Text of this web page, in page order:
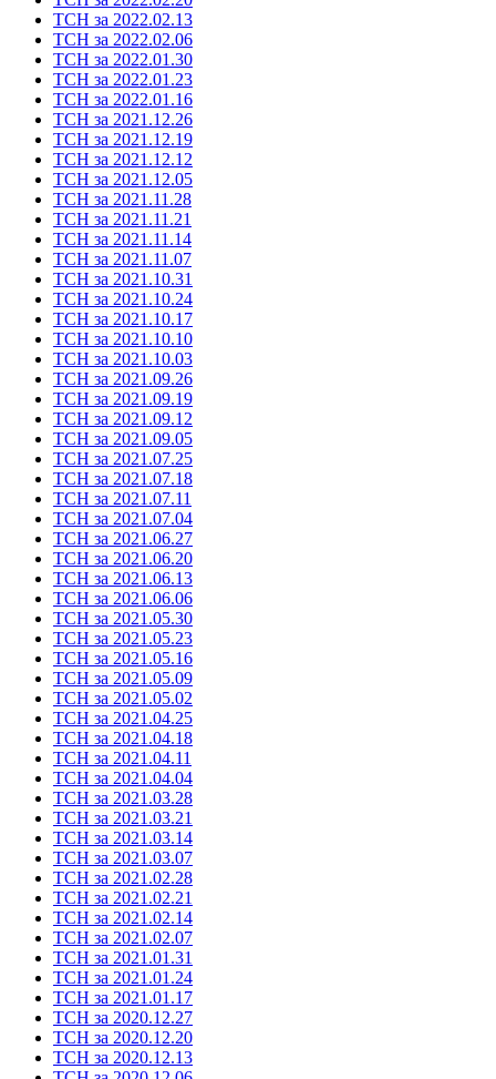
ТСН за 2022.02.13
ТСН за 2022.02.06
ТСН за 2022.01.30
ТСН за 2022.01.23
ТСН за 2022.01.16
ТСН за 2021.12.26
ТСН за 2021.12.19
ТСН за 2021.12.12
ТСН за 2021.12.05
ТСН за 2021.11.28
ТСН за 2021.11.21
ТСН за 2021.11.14
ТСН за 2021.11.07
ТСН за 2021.10.31
ТСН за 2021.10.24
ТСН за 2021.10.17
ТСН за 2021.10.10
ТСН за 2021.10.03
ТСН за 2021.09.26
ТСН за 2021.09.19
ТСН за 2021.09.12
ТСН за 2021.09.05
ТСН за 2021.07.25
ТСН за 2021.07.18
ТСН за 2021.07.11
ТСН за 2021.07.04
ТСН за 2021.06.27
ТСН за 2021.06.20
ТСН за 2021.06.13
ТСН за 2021.06.06
ТСН за 2021.05.30
ТСН за 2021.05.23
ТСН за 2021.05.16
ТСН за 2021.05.09
ТСН за 2021.05.02
ТСН за 2021.04.25
ТСН за 2021.04.18
ТСН за 2021.04.11
ТСН за 2021.04.04
ТСН за 2021.03.28
ТСН за 2021.03.21
ТСН за 2021.03.14
ТСН за 2021.03.07
ТСН за 2021.02.28
ТСН за 2021.02.21
ТСН за 2021.02.14
ТСН за 2021.02.07
ТСН за 2021.01.31
ТСН за 2021.01.24
ТСН за 2021.01.17
ТСН за 2020.12.27
ТСН за 2020.12.20
ТСН за 2020.12.13